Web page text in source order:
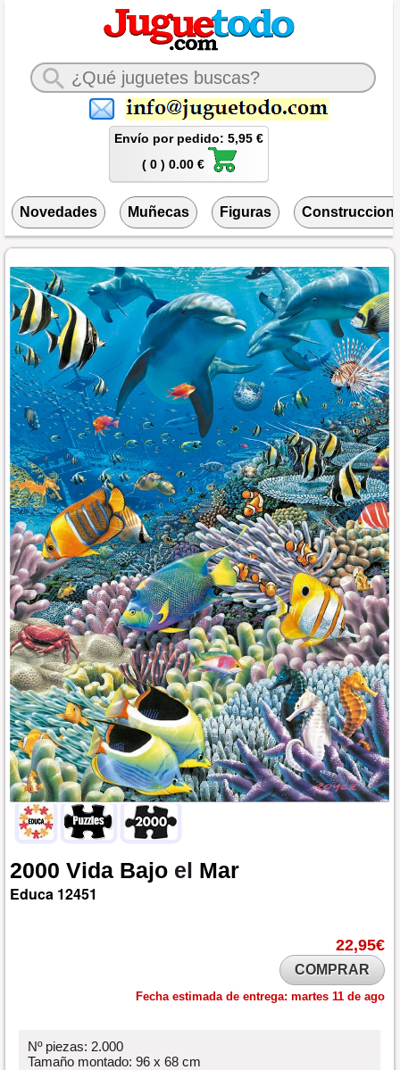
Envío por pedido: 5,95 €
( 0 ) 0.00 €
Novedades Muñecas Figuras
2000 Vida Bajo el Mar
Educa 12451
22,95€
COMPRAR
Fecha estimada de entrega: martes 11 de ago
Nº piezas: 2.000
Tamaño montado: 96 x 68 cm